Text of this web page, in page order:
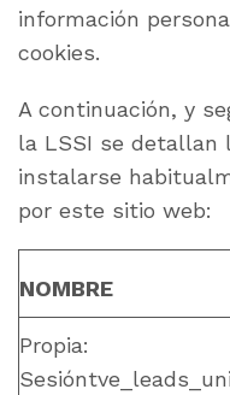
información
cookies.
A continuación, y
la LSSI se detallan
instalarse
por este sitio web:
NOMBRE
Propia: